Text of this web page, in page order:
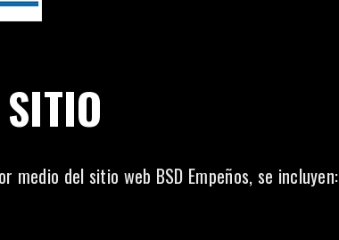
medio del sitio web BSD Empeños, se incluyen: